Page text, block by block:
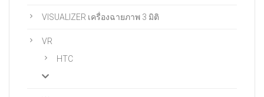
VISUALIZER เครื่องฉายภาพ 3 มิติ
VR
HTC